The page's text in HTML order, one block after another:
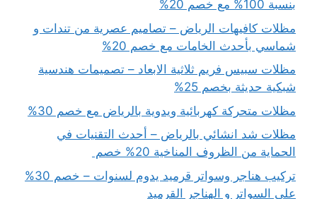
بنسبة 100% مع خصم 20%
مظلات كافيهات الرياض – تصاميم عصرية من تندات و
شماسي بأحدث الخامات مع خصم 20%
مظلات سبيس فريم ثلاثية الابعاد – تصميمات هندسية
شبكية حديثة بخصم 25%
مظلات متحركة كهربائية ويدوية بالرياض مع خصم 30%
مظلات شد انشائي بالرياض – أحدث التقنيات في
الحماية من الظروف المناخية 20% خصم
تركيب هناجر وسواتر قرميد يدوم لسنوات – خصم 30%
على السواتر و الهناجر القرميد